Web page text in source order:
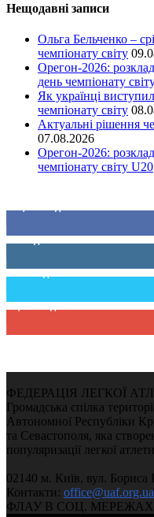
Нещодавні записи
Ольга Бельченко –
чемпіонату світу
Орегон-2026:
день чемпіонату
Як українці
чемпіонату світу
Актуальні рішення
07.08.2026
Орегон-2026:
чемпіонату світу U20
0 Підписників
234 Підписників
9,370 Підписників
ФЕДЕРАЦІЯ ЛЕГКОЇ
Громадська спілка
Автономної Республіки
та Севастополя, яка
популяризації легкої
02140 м. Київ, вул. Бориса
Контакти: office@uaf.org.ua
ФЛАУ В СОЦ. МЕРЕЖАХ